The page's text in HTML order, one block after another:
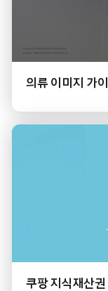
의류 이미지 가
쿠팡 지식재산권